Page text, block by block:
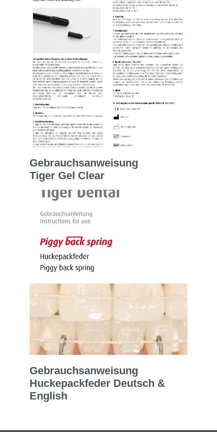
Gebrauchsanweisung
Tiger Gel Clear
Gebrauchsanweisung
Huckepackfeder Deutsch &
English